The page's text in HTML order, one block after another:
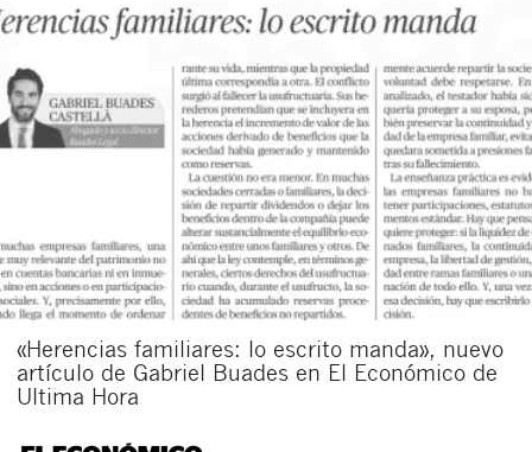
«Herencias familiares: lo escrito manda», nuevo
artículo de Gabriel Buades en El Económico de
Ultima Hora